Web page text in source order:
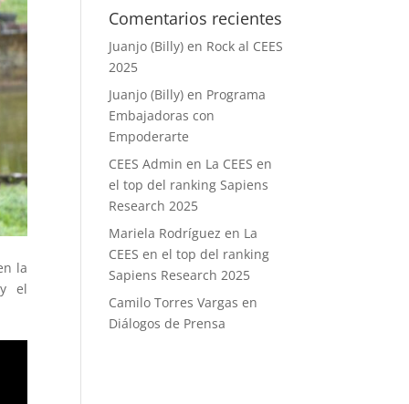
la
el
Comentarios recientes
Juanjo (Billy) en Rock al CEES
2025
Juanjo (Billy) en Programa
Embajadoras con
Empoderarte
CEES Admin en La CEES en
el top del ranking Sapiens
Research 2025
Mariela Rodríguez en La
CEES en el top del ranking
Sapiens Research 2025
Camilo Torres Vargas en
Diálogos de Prensa